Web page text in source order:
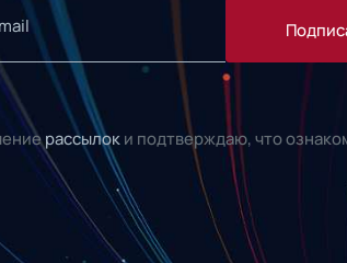
рассылок и подтверждаю, что